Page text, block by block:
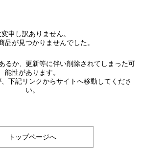
変申し訳ありません。
品が見つかりませんでした。
るか、更新等に伴い削除されてしまった可
能性があります。
下記リンクからサイトへ移動してくださ
い。
トップページへ